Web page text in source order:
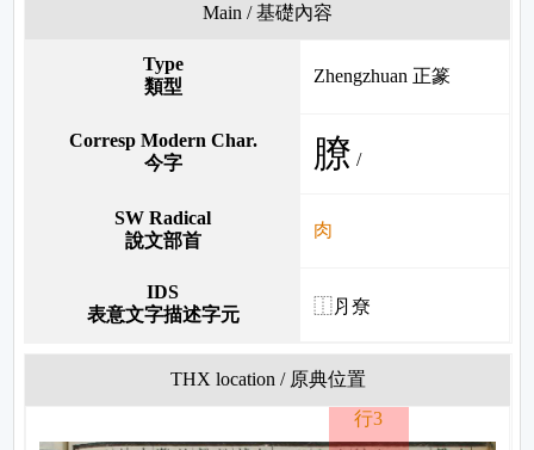
Main / 基礎內容
Type
類型
Zhengzhuan 正篆
Corresp Modern Char.
今字
膫 /
SW Radical
說文部首
肉
IDS
表意文字描述字元
⿰⺼尞
THX location / 原典位置
行3